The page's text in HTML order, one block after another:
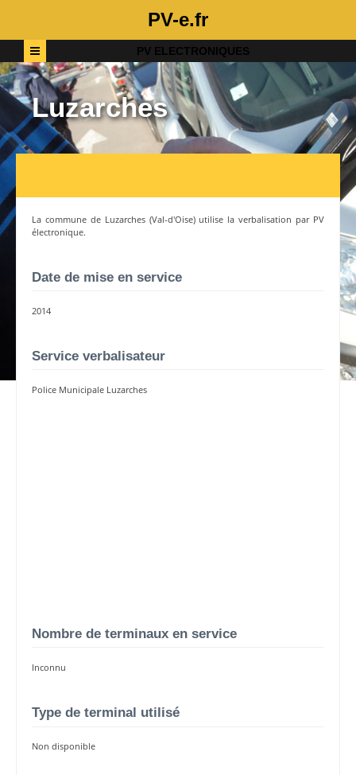
PV-e.fr
PV ELECTRONIQUES
Luzarches
La commune de Luzarches(Val-d'Oise) utilise la verbalisation par PV
électronique.
Date de mise en service
2014
Service verbalisateur
Police Municipale Luzarches
Nombre de terminaux en service
Inconnu
Type de terminal utilisé
Non disponible